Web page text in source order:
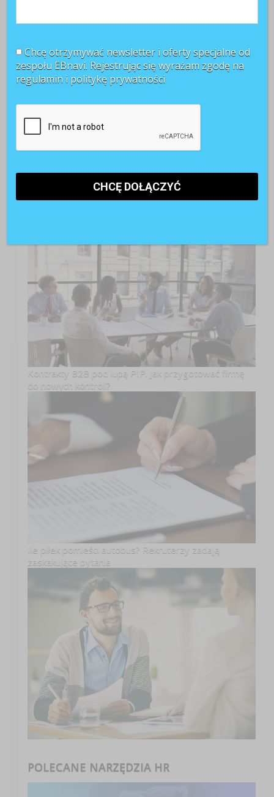
TOP 3 miesiąca
Kontrakty B2B pod lupą PIP. Jak przygotować firmę
do nowych kontroli?
Ile piłek pomieści autobus? Rekruterzy zadają
zaskakujące pytania
POLECANE NARZĘDZIA HR
Chcę otrzymywać newsletter i oferty specjalne od
zespołu EBnavi. Rejestrując się wyrażam zgodę na
regulamin i politykę prywatności